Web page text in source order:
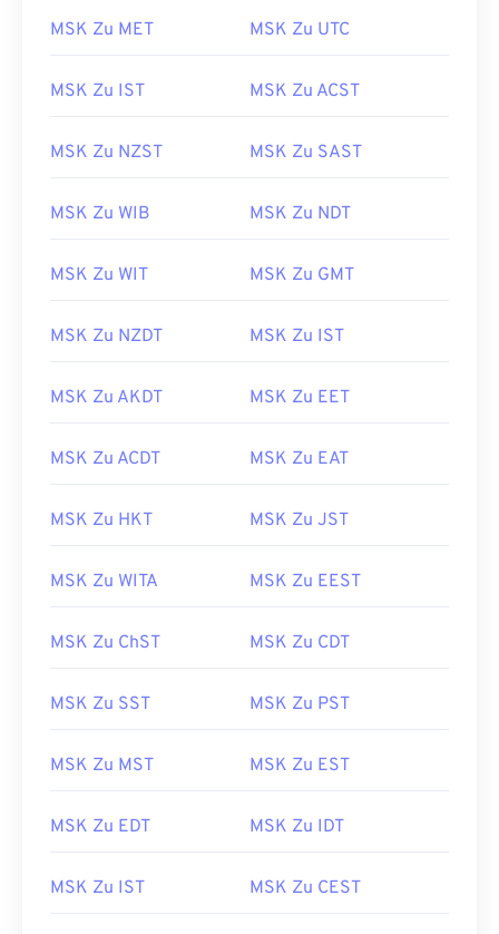
MSK Zu MET MSK Zu UTC
MSK Zu IST MSK Zu ACST
MSK Zu NZST MSK Zu SAST
MSK Zu WIB MSK Zu NDT
MSK Zu WIT MSK Zu GMT
MSK Zu NZDT MSK Zu IST
MSK Zu AKDT MSK Zu EET
MSK Zu ACDT MSK Zu EAT
MSK Zu HKT MSK Zu JST
MSK Zu WITA MSK Zu EEST
MSK Zu ChST MSK Zu CDT
MSK Zu SST MSK Zu PST
MSK Zu MST MSK Zu EST
MSK Zu EDT MSK Zu IDT
MSK Zu IST MSK Zu CEST